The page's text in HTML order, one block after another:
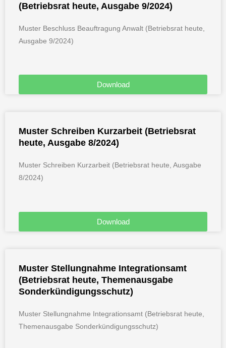
(Betriebsrat heute, Ausgabe 9/2024)
Muster Beschluss Beauftragung Anwalt (Betriebsrat heute,
Ausgabe 9/2024)
Download
Muster Schreiben Kurzarbeit (Betriebsrat
heute, Ausgabe 8/2024)
Muster Schreiben Kurzarbeit (Betriebsrat heute, Ausgabe
8/2024)
Download
Muster Stellungnahme Integrationsamt
(Betriebsrat heute, Themenausgabe
Sonderkündigungsschutz)
Muster Stellungnahme Integrationsamt (Betriebsrat heute,
Themenausgabe Sonderkündigungsschutz)